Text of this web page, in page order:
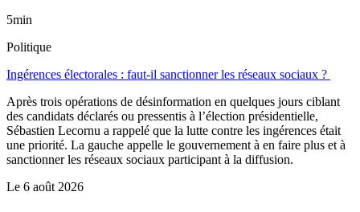
5min
Politique
Ingérences électorales : faut-il sanctionner les réseaux sociaux ?
Après trois opérations de désinformation en quelques jours ciblant
des candidats déclarés ou pressentis à l’élection présidentielle,
Sébastien Lecornu a rappelé que la lutte contre les ingérences était
une priorité. La gauche appelle le gouvernement à en faire plus et à
sanctionner les réseaux sociaux participant à la diffusion.
Le 6 août 2026